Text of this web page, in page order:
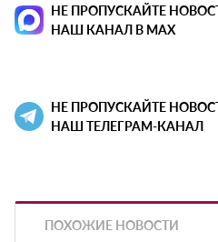
НЕ ПРОПУСКАЙТЕ
НАШ КАНАЛ В MAX
НЕ ПРОПУСКАЙТЕ
НАШ ТЕЛЕГРАМ-КАНАЛ
ПОХОЖИЕ НОВОСТИ